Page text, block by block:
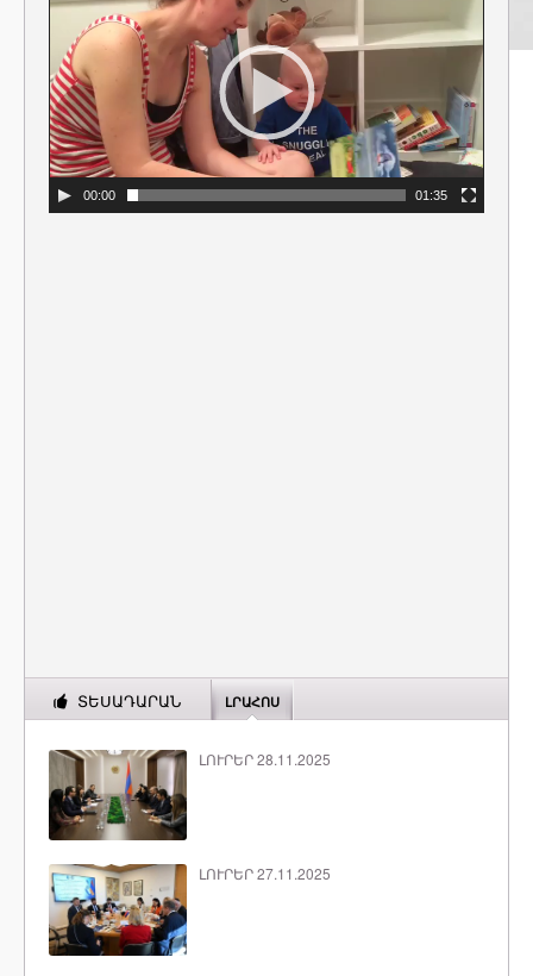
00:00 01:35
ՏԵՍԱԴԱՐԱՆ ԼՐԱՀՈՍ
ԼՈՒՐԵՐ 28.11.2025
ԼՈՒՐԵՐ 27.11.2025